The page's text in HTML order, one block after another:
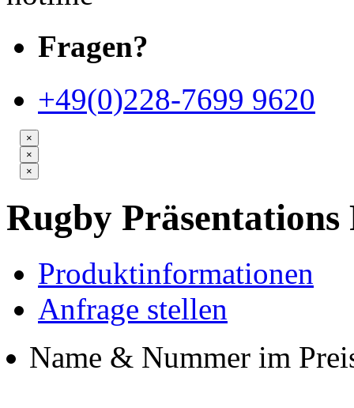
Fragen?
+49(0)228-7699 9620
×
×
×
Rugby Präsentations
Produktinformationen
Anfrage stellen
Name & Nummer im